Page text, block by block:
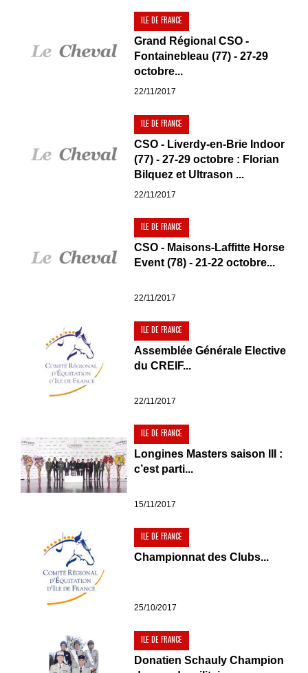
ILE DE FRANCE
Grand Régional CSO -
Fontainebleau (77) - 27-29
octobre...
22/11/2017
ILE DE FRANCE
CSO - Liverdy-en-Brie Indoor
(77) - 27-29 octobre : Florian
Bilquez et Ultrason ...
22/11/2017
ILE DE FRANCE
CSO - Maisons-Laffitte Horse
Event (78) - 21-22 octobre...
22/11/2017
ILE DE FRANCE
Assemblée Générale Elective
du CREIF...
22/11/2017
ILE DE FRANCE
Longines Masters saison III :
c’est parti...
15/11/2017
ILE DE FRANCE
Championnat des Clubs...
25/10/2017
ILE DE FRANCE
Donatien Schauly Champion